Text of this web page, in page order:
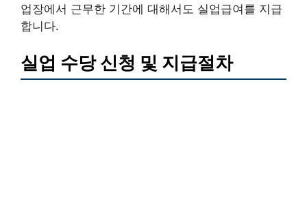
업장에서 근무한 기간에 대해서도 실업급여를 지급
합니다.
실업 수당 신청 및 지급절차